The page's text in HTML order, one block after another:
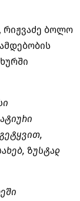
რიჟვაძე ბოლო
ზუსტად